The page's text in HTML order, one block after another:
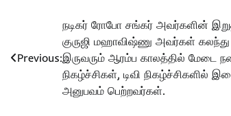
navigation
Previous:
நடிகர் ரோபோ சங்கர் அவர்களின்
குருஜி மஹாவிஷ்ணு அவர்கள்
இருவரும் ஆரம்ப காலத்தில் மேடை
நிகழ்ச்சிகள், டிவி நிகழ்ச்சிகளில்
அனுபவம் பெற்றவர்கள்.